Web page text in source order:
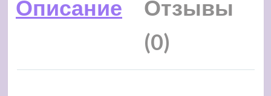
Описание
Отзывы
(0)